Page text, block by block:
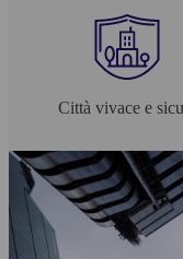
Città vivace e